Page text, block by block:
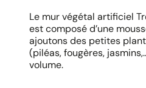
Le mur végétal artificiel
est composé d’une
ajoutons des petites
(piléas, fougères,
volume.